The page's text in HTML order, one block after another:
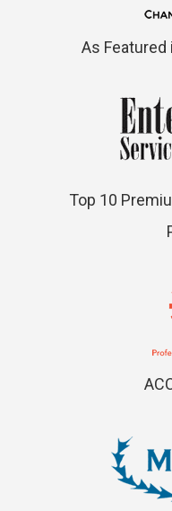
As Featured
Top 10